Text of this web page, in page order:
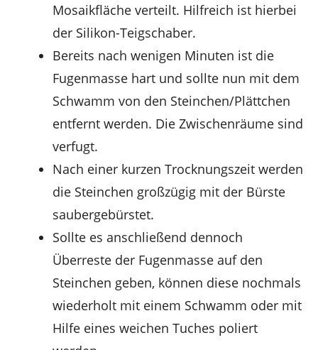
Mosaikfläche verteilt. Hilfreich ist hierbei
der Silikon-Teigschaber.
Bereits nach wenigen Minuten ist die
Fugenmasse hart und sollte nun mit dem
Schwamm von den Steinchen/Plättchen
entfernt werden. Die Zwischenräume sind
verfugt.
Nach einer kurzen Trocknungszeit werden
die Steinchen großzügig mit der Bürste
saubergebürstet.
Sollte es anschließend dennoch
Überreste der Fugenmasse auf den
Steinchen geben, können diese nochmals
wiederholt mit einem Schwamm oder mit
Hilfe eines weichen Tuches poliert